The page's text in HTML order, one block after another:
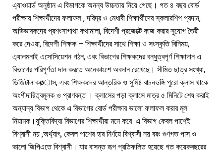
এ্যাওয়ার্ড অনুষ্ঠান এ বিভাগকে অনন্য উচ্চতায় নিয়ে গেছে। গত ৪ বছর বোর্ড
পরীক্ষায় শিক্ষার্থীদের ফলাফল , দরিদ্র ও মেধাবী শিক্ষার্থীদের স্কলারশিপ প্রদান,
অভিভাবকদের প্রশংসাগাথা কথামালা, বিদেশী প্রজেক্টে কাজ করার সুযোগ তৈরী
করে দেওয়া, বিদেশী শিক্ষক – শিক্ষার্থীদের সাথে শিক্ষা ও সংস্কৃতি বিনিময়,
এ্যালমনাই এসোসিয়েশন গঠন, এবং বিভাগের শিক্ষকদের বন্ধুত্বপৃর্ণ শিক্ষাদান এ
বিভাগের পরিপৃর্ণতা দান করতে অনেকাংশে অবদান রেখেছে। সীমিত ছাত্র সংখ্যা,
ডিজিটাল কøাস, এবং শিক্ষকদের আন্তরিক ও সুমিষ্ট বাচনভঙ্গি পুরো ক্লাস থাকে
অংশীদারিত্বমূলক ও প্রাণবন্ত । ক্লাসের পড়া ক্লাসে মাত্র ৫ মিনিটে শেষ করাই
অন্যান্য বিভাগ থেকে এ বিভাগের বোর্ড পরীক্ষার ভালো ফলাফল করার মূল
নিয়ামক।যুক্তিবিদ্যা বিভাগের শিক্ষার্থীরা মনে করে এ বিভাগ কেবল পাশেই
বিশ্বাসী নয় ,অর্থ্যাৎ, কেবল পাশের হার নির্ণয়ে বিশ্বাসী নয় বরং গুণগত পাস ও
ভালো জিপিএতে বিশ্বাসী। যার বাসন্ত রূপ প্রতিফলিত হয়েছে গত কয়েকবছরের